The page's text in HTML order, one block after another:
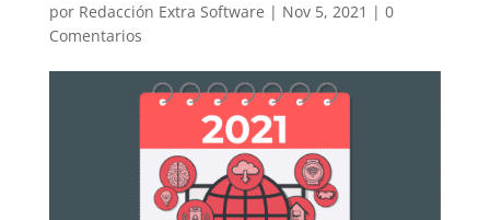
por Redacción Extra Software | Nov 5, 2021 | 0
Comentarios